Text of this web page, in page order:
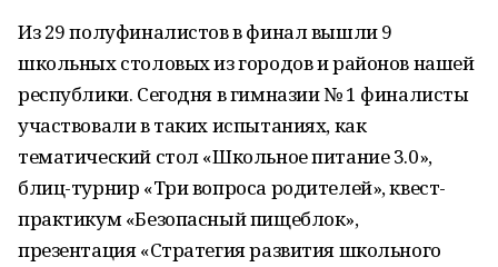
Из 29 полуфиналистов в финал вышли 9
школьных столовых из городов и районов нашей
республики. Сегодня в гимназии № 1 финалисты
участвовали в таких испытаниях, как
тематический стол «Школьное питание 3.0»,
блиц-турнир «Три вопроса родителей», квест-
практикум «Безопасный пищеблок»,
презентация «Стратегия развития школьного